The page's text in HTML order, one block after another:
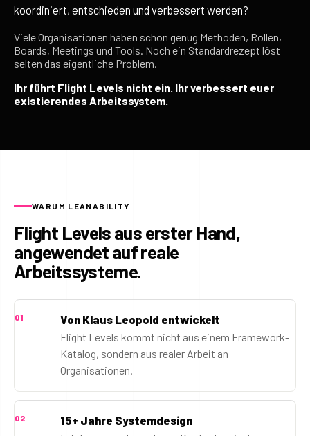
koordiniert, entschieden und verbessert werden?
Viele Organisationen haben schon genug Methoden, Rollen,
Boards, Meetings und Tools. Noch ein Standardrezept löst
selten das eigentliche Problem.
Ihr führt Flight Levels nicht ein. Ihr verbessert euer
existierendes Arbeitssystem.
WARUM LEANABILITY
Flight Levels aus erster Hand,
angewendet auf reale
Arbeitssysteme.
01 Von Klaus Leopold entwickelt
Flight Levels kommt nicht aus einem Framework-
Katalog, sondern aus realer Arbeit an
Organisationen.
02 15+ Jahre Systemdesign